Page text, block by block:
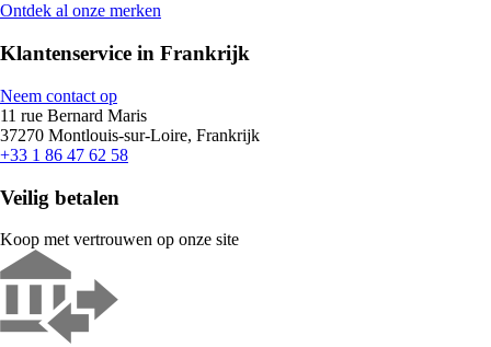
Ontdek al onze merken
Klantenservice in Frankrijk
Neem contact op
11 rue Bernard Maris
37270 Montlouis-sur-Loire, Frankrijk
+33 1 86 47 62 58
Veilig betalen
Koop met vertrouwen op onze site